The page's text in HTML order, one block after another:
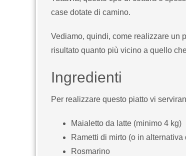
case dotate di camino.
Vediamo, quindi, come realizzare un
risultato quanto più vicino a quello
Ingredienti
Per realizzare questo piatto vi
Maialetto da latte (minimo 4 kg)
Rametti di mirto (o in
Rosmarino